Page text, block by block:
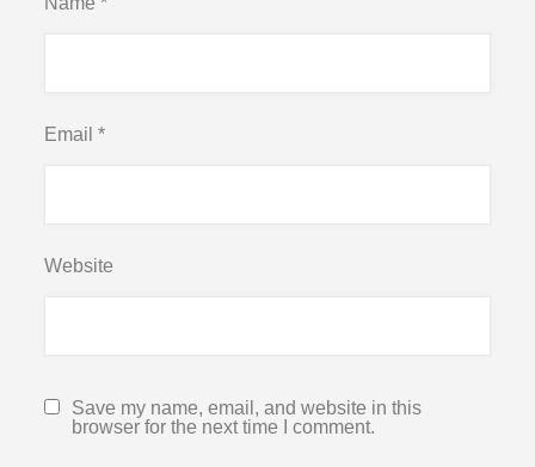
Email*
Website
Save my name, email, and website in this
browser for the next time I comment.